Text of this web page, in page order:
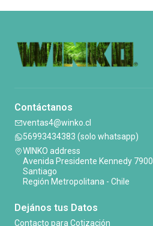
Contáctanos
ventas4@winko.cl
56993434383 (solo whatsapp)
WINKO address
Avenida Presidente Kennedy 7900
Santiago
Región Metropolitana - Chile
Dejános tus Datos
Contacto para Cotización